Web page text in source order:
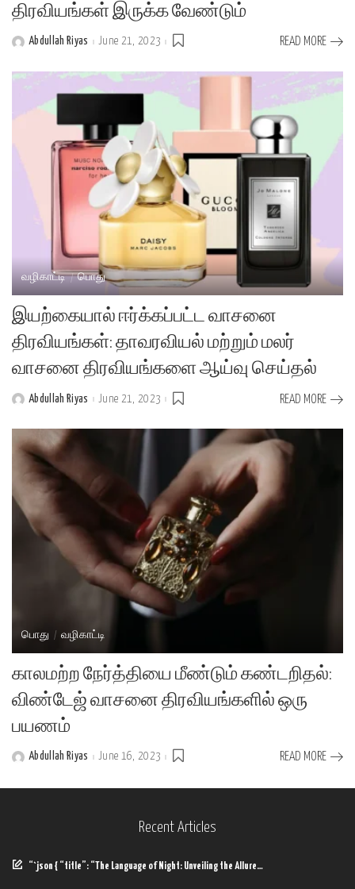
திரவியங்கள் இருக்க வேண்டும்
PostedAbdullah Riyas June 21, 2023 READ MORE
வழிகாட்டி பொது
இயற்கையால் ஈர்க்கப்பட்ட வாசனை
திரவியங்கள்: தாவரவியல் மற்றும் மலர்
வாசனை திரவியங்களை ஆய்வு செய்தல்
PostedAbdullah Riyas June 21, 2023 READ MORE
பொது வழிகாட்டி
காலமற்ற நேர்த்தியை மீண்டும் கண்டறிதல்:
விண்டேஜ் வாசனை திரவியங்களில் ஒரு
பயணம்
PostedAbdullah Riyas June 16, 2023 READ MORE
Recent Articles
“`json { “title”: “The Language of Night: Unveiling the Allure…